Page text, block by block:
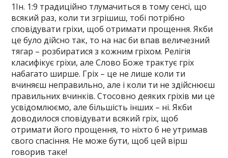
1Ін. 1:9 традиційно тлумачиться в тому сенсі, що
всякий раз, коли ти згрішиш, тобі потрібно
сповідувати гріхи, щоб отримати прощення. Якби
це було дійсно так, то на нас би впав величезний
тягар – розбиратися з кожним гріхом. Релігія
класифікує гріхи, але Слово Боже трактує гріх
набагато ширше. Гріх – це не лише коли ти
вчиняєш неправильно, але і коли ти не здійснюєш
правильних вчинків. Стосовно деяких гріхів ми це
усвідомлюємо, але більшість інших – ні. Якби
доводилося сповідувати всякий гріх, щоб
отримати його прощення, то ніхто б не утримав
свого спасіння. Не може бути, щоб цей вірш
говорив таке!